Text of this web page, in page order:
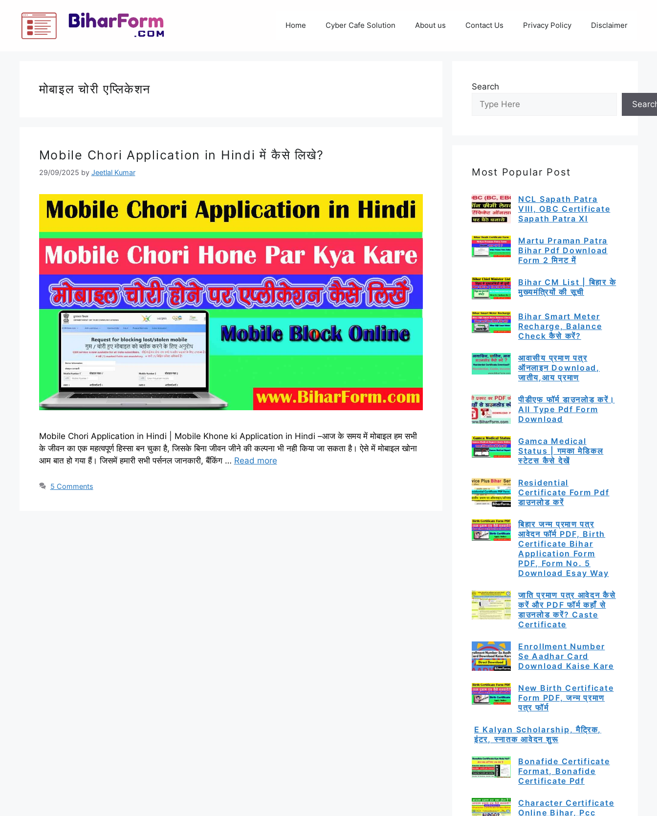
Home Cyber Cafe Solution About us Contact Us Privacy Policy Disclaimer
मोबाइल चोरी एप्लिकेशन
Mobile Chori Application in Hindi में कैसे लिखे?
29/09/2025 by Jeetlal Kumar
Mobile Chori Application in Hindi | Mobile Khone ki Application in Hindi –आज के समय में मोबाइल हम सभी
के जीवन का एक महत्वपूर्ण हिस्सा बन चुका है, जिसके बिना जीवन जीने की कल्पना भी नही किया जा सकता है। ऐसे में मोबाइल खोना
आम बात हो गया हैं। जिसमें हमारी सभी पर्सनल जानकारी, बैंकिंग … Read more
5 Comments
Search
Most Popular Post
NCL Sapath Patra
VIII, OBC Certificate
Sapath Patra XI
Martu Praman Patra
Bihar Pdf Download
Form 2 मिनट में
Bihar CM List | बिहार के
मुख्यमंत्रियों की सूची
Bihar Smart Meter
Recharge, Balance
Check कैसे करें?
आवासीय प्रमाण पत्र
ऑनलाइन Download,
जातीय,आय प्रमाण
पीडीएफ फॉर्म डाउनलोड करें।
All Type Pdf Form
Download
Gamca Medical
Status | गमका मेडिकल
स्टेटस कैसे देखें
Residential
Certificate Form Pdf
डाउनलोड करें
बिहार जन्म प्रमाण पत्र
आवेदन फॉर्म PDF, Birth
Certificate Bihar
Application Form
PDF, Form No. 5
Download Esay Way
जाति प्रमाण पत्र आवेदन कैसे
करें और PDF फॉर्म कहाँ से
डाउनलोड करें? Caste
Certificate
Enrollment Number
Se Aadhar Card
Download Kaise Kare
New Birth Certificate
Form PDF, जन्म प्रमाण
पत्र फॉर्म
E Kalyan Scholarship, मैट्रिक,
इंटर, स्नातक आवेदन शुरू
Bonafide Certificate
Format, Bonafide
Certificate Pdf
Character Certificate
Online Bihar, Pcc